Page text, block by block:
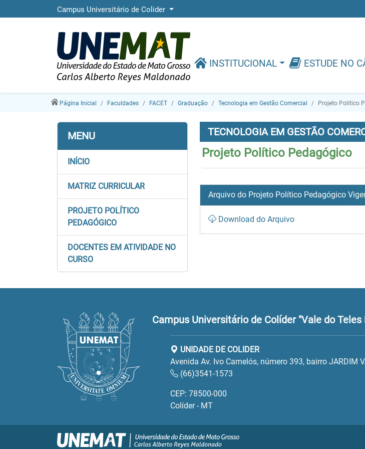
Campus Universitário de Colider
INSTITUCIONAL
ESTUDE NO
Página Inicial Faculdades FACET Graduação Tecnologia em Gestão Comercial Projeto Politico
MENU
INÍCIO
MATRIZ CURRICULAR
PROJETO POLÍTICO
PEDAGÓGICO
DOCENTES EM ATIVIDADE NO
CURSO
TECNOLOGIA EM GESTÃO
Projeto Político Pedagógico
Arquivo do Projeto Político Pedagógico
Download do Arquivo
Campus Universitário de Colíder "Vale do Teles
UNIDADE DE COLIDER
Avenida Av. Ivo Carnelós, número 393, bairro JARDIM
(66)3541-1573
CEP: 78500-000
Colíder - MT